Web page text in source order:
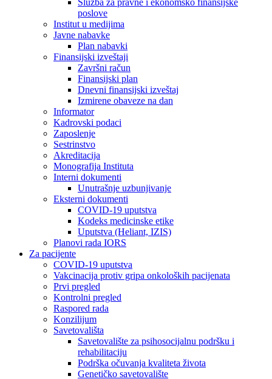
poslove
Institut u medijima
Javne nabavke
Plan nabavki
Finansijski izveštaji
Završni račun
Finansijski plan
Dnevni finansijski izveštaj
Izmirene obaveze na dan
Informator
Kadrovski podaci
Zaposlenje
Sestrinstvo
Akreditacija
Monografija Instituta
Interni dokumenti
Unutrašnje uzbunjivanje
Eksterni dokumenti
COVID-19 uputstva
Kodeks medicinske etike
Uputstva (Heliant, IZIS)
Planovi rada IORS
Za pacijente
COVID-19 uputstva
Vakcinacija protiv gripa onkoloških pacijenata
Prvi pregled
Kontrolni pregled
Raspored rada
Konzilijum
Savetovališta
Savetovalište za psihosocijalnu podršku i
rehabilitaciju
Podrška očuvanja kvaliteta života
Genetičko savetovalište